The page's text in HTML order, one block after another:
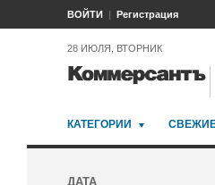
ВОЙТИ Регистрация
28 ИЮЛЯ, ВТОРНИК
КАТЕГОРИИ
ДАТА